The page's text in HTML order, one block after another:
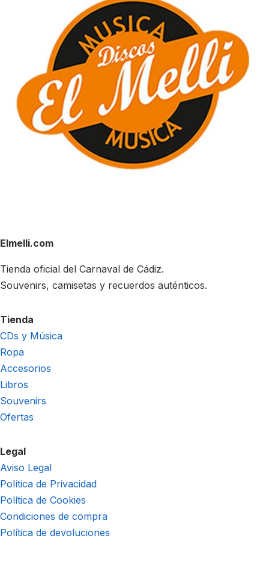
Elmelli.com
Tienda oficial del Carnaval de Cádiz.
Souvenirs, camisetas y recuerdos auténticos.
Tienda
CDs y Música
Ropa
Accesorios
Libros
Souvenirs
Ofertas
Legal
Aviso Legal
Política de Privacidad
Política de Cookies
Condiciones de compra
Política de devoluciones